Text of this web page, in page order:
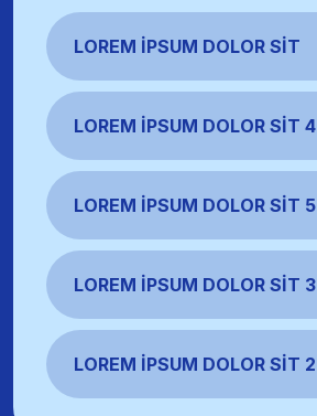
LOREM İPSUM DOLOR SIT
LOREM İPSUM DOLOR SIT 4
LOREM İPSUM DOLOR SIT 5
LOREM İPSUM DOLOR SIT 3
LOREM İPSUM DOLOR SIT 2